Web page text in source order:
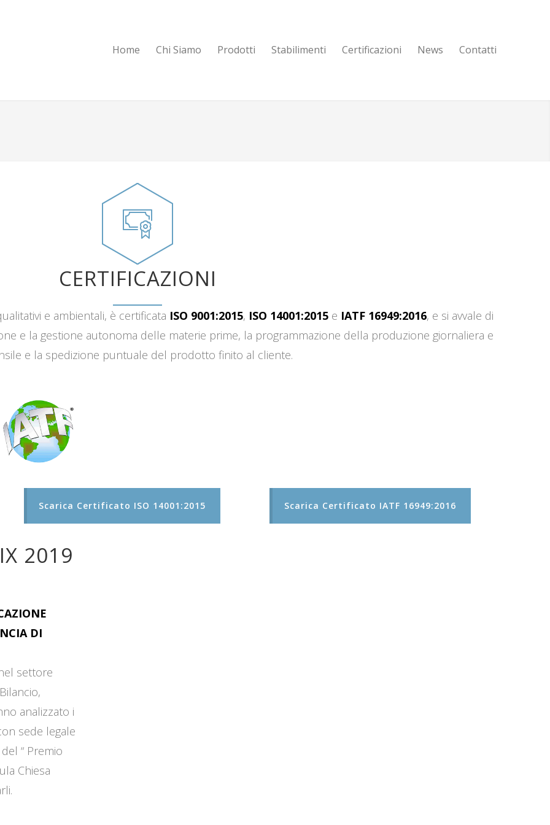
Home Chi Siamo Prodotti Stabilimenti Certificazioni News Contatti
CERTIFICAZIONI
e ambientali, è certificata ISO 9001:2015, ISO 14001:2015 e IATF 16949:2016, e si avvale di
e la gestione autonoma delle materie prime, la programmazione della produzione giornaliera e
e la spedizione puntuale del prodotto finito al cliente.
Scarica Certificato ISO 14001:2015 Scarica Certificato IATF 16949:2016
2019
DI
settore
analizzato i
sede legale
“ Premio
Chiesa